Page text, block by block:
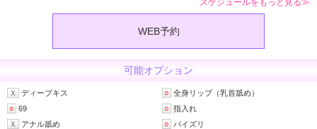
スケジュールをもっと見る≫
WEB予約
可能オプション
Ｘ ディープキス ○ 全身リップ（乳首舐め）
○ 69 ○ 指入れ
Ｘ
アナル舐め ○
パイズリ